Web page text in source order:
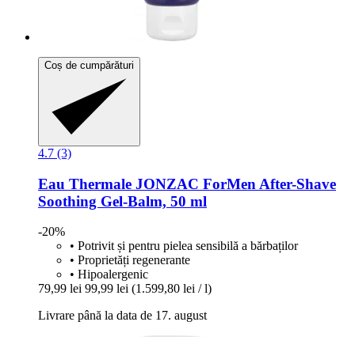
Coș de cumpărături
4.7 (3)
Eau Thermale JONZAC ForMen After-​Shave
Soothing Gel-​Balm, 50 ml
-20%
• Potrivit și pentru pielea sensibilă a bărbaților
• Proprietăți regenerante
• Hipoalergenic
79,99 lei 99,99 lei (1.599,80 lei / l)
Livrare până la data de 17. august